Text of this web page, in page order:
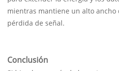
mientras mantiene un alto ancho
pérdida de señal.
Conclusión